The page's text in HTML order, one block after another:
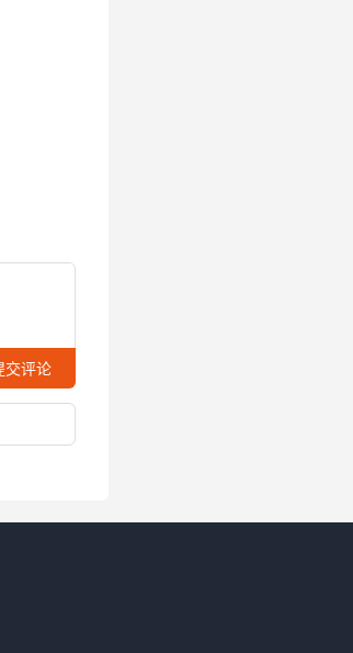
交评论